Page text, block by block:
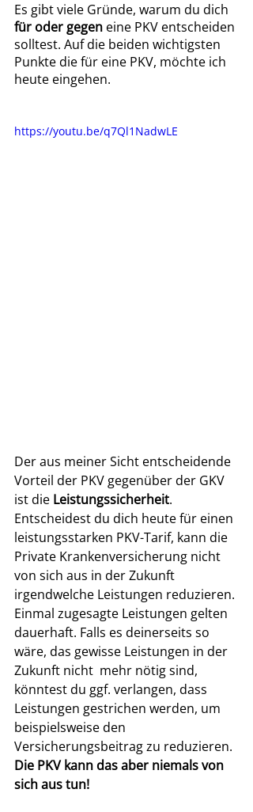
Es gibt viele Gründe, warum du dich
für oder gegen eine PKV entscheiden
solltest. Auf die beiden wichtigsten
Punkte die für eine PKV, möchte ich
heute eingehen.
https://youtu.be/q7Ql1NadwLE
Der aus meiner Sicht entscheidende
Vorteil der PKV gegenüber der GKV
ist die Leistungssicherheit.
Entscheidest du dich heute für einen
leistungsstarken PKV-Tarif, kann die
Private Krankenversicherung nicht
von sich aus in der Zukunft
irgendwelche Leistungen reduzieren.
Einmal zugesagte Leistungen gelten
dauerhaft. Falls es deinerseits so
wäre, das gewisse Leistungen in der
Zukunft nicht  mehr nötig sind,
könntest du ggf. verlangen, dass
Leistungen gestrichen werden, um
beispielsweise den
Versicherungsbeitrag zu reduzieren.
Die PKV kann das aber niemals von
sich aus tun!